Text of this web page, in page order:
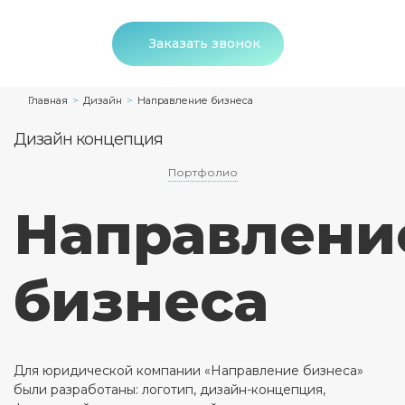
Заказать звонок
Главная > Дизайн > Направление бизнеса
Дизайн концепция
Портфолио
бизнеса
Для юридической компании «Направление бизнеса»
были разработаны: логотип, дизайн-концепция,